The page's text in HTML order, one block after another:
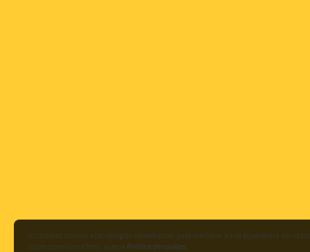
Utilizamos cookies e tecnologias semelhantes para melhorar a sua experiência em
sobre como isso é feito, acesse Política de cookies.